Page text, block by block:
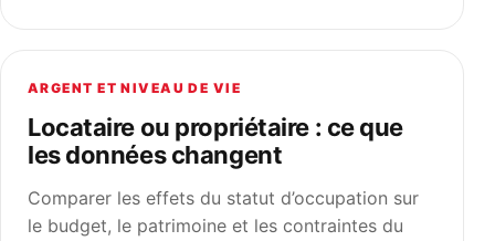
ARGENT ET NIVEAU DE VIE
Locataire ou propriétaire : ce que
les données changent
Comparer les effets du statut d’occupation sur
le budget, le patrimoine et les contraintes du